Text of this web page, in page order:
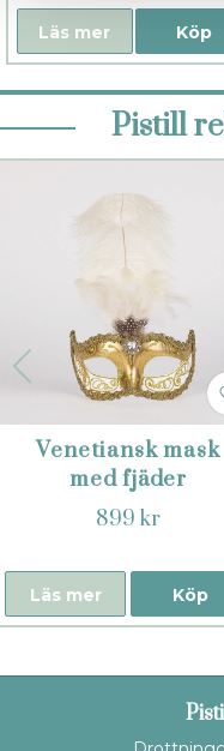
Köp
Läs mer
Pistill
Venetiansk mask
med fjäder
899 kr
Köp
Läs mer